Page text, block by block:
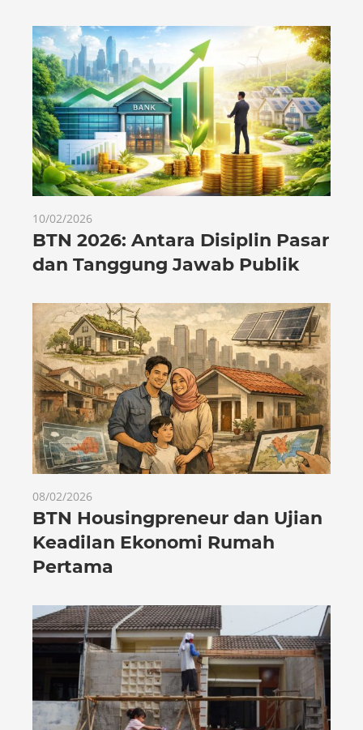
10/02/2026
BTN 2026: Antara Disiplin Pasar
dan Tanggung Jawab Publik
08/02/2026
BTN Housingpreneur dan Ujian
Keadilan Ekonomi Rumah
Pertama